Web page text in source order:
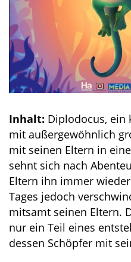
Inhalt: Diplodocus, ein
mit außergewöhnlich
mit seinen Eltern in
sehnt sich nach
Eltern ihn immer
Tages jedoch
mitsamt seinen Eltern.
nur ein Teil eines
dessen Schöpfer mit